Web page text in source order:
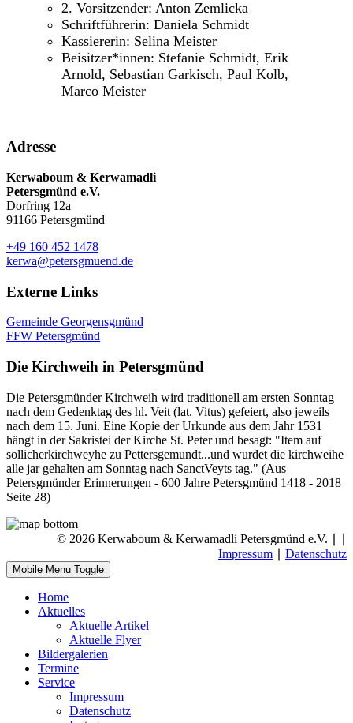
2. Vorsitzender: Anton Zemlicka
Schriftführerin: Daniela Schmidt
Kassiererin: Selina Meister
Beisitzer*innen: Stefanie Schmidt, Erik
Arnold, Sebastian Garkisch, Paul Kolb,
Marco Meister
Adresse
Kerwaboum & Kerwamadli
Petersgmünd e.V.
Dorfring 12a
91166 Petersgmünd
+49 160 452 1478
kerwa@petersgmuend.de
Externe Links
Gemeinde Georgensgmünd
FFW Petersgmünd
Die Kirchweih in Petersgmünd
Die Petersgmünder Kirchweih wird traditionell am ersten Sonntag
nach dem Gedenktag des hl. Veit (lat. Vitus) gefeiert, also jeweils
nach dem 15. Juni. Eine Kopie der Urkunde aus dem Jahr 1531
hängt in der Sakristei der Kirche St. Peter und besagt: "Item auf
sollicherkirchweyhe zu Pettersgemundt...und wurdet die kirchweihe
alle jar gehalten am Sonntag nach SanctVeyts tag." (Aus
Petersgmünder Erinnerungen - 600 Jahre Petersgmünd 1418 - 2018
Seite 28)
© 2026 Kerwaboum & Kerwamadli Petersgmünd e.V. ∣
Impressum
Datenschutz
Mobile Menu Toggle
Home
Aktuelles
Aktuelle Artikel
Aktuelle Flyer
Bildergalerien
Termine
Service
Impressum
Datenschutz